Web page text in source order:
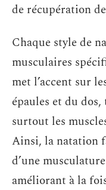
de récupération
Chaque style de
musculaires
met l’accent sur
épaules et du
surtout les
Ainsi, la natation
d’une musculature
améliorant à la